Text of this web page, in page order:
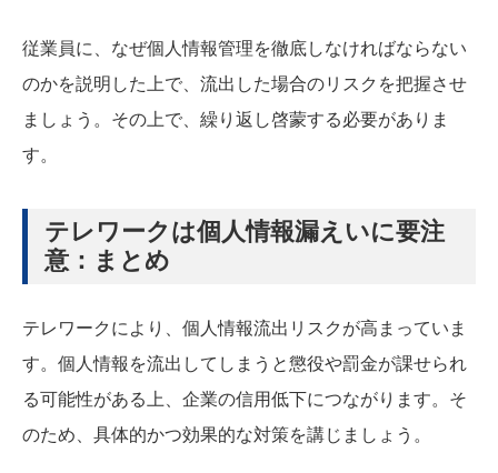
従業員に、なぜ個人情報管理を徹底しなければならない
のかを説明した上で、流出した場合のリスクを把握させ
ましょう。その上で、繰り返し啓蒙する必要がありま
す。
テレワークは個人情報漏えいに要注
意：まとめ
テレワークにより、個人情報流出リスクが高まっていま
す。個人情報を流出してしまうと懲役や罰金が課せられ
る可能性がある上、企業の信用低下につながります。そ
のため、具体的かつ効果的な対策を講じましょう。